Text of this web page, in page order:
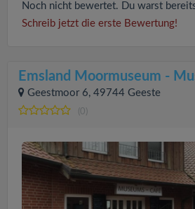
Noch nicht bewertet. Du warst
Schreib jetzt die erste Bewertung!
Emsland Moormuseum -
Geestmoor 6, 49744 Geeste
(0)